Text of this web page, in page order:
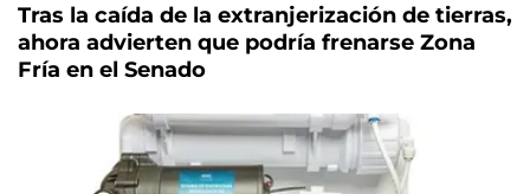
Tras la caída de la extranjerización de tierras,
ahora advierten que podría frenarse Zona
Fría en el Senado